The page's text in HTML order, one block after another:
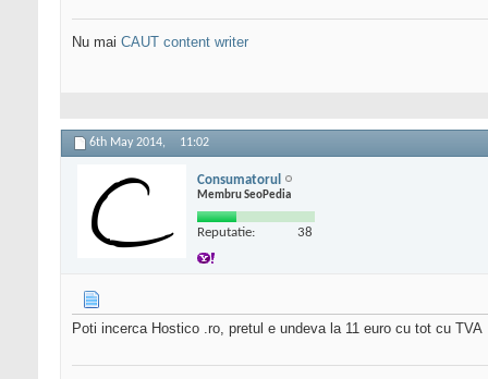
Nu mai CAUT content writer
6th May 2014, 11:02
Consumatorul
Membru SeoPedia
Reputatie: 38
Poti incerca Hostico .ro, pretul e undeva la 11 euro cu tot cu TVA